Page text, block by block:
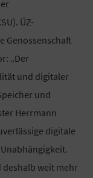
ÜZ-
Genossenschaft
„Der
und digitaler
und
Herrmann
digitale
deshalb weit mehr